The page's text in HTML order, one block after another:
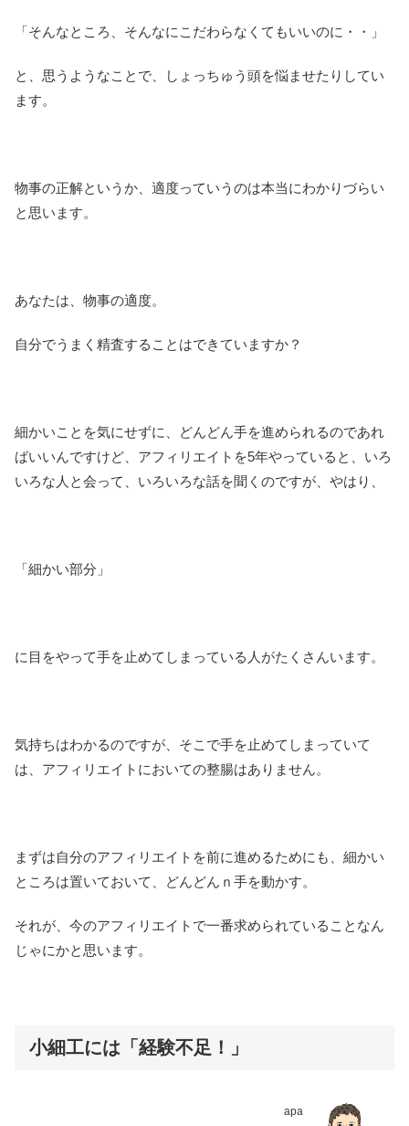
「そんなところ、そんなにこだわらなくてもいいのに・・」
と、思うようなことで、しょっちゅう頭を悩ませたりしてい
ます。
物事の正解というか、適度っていうのは本当にわかりづらい
と思います。
あなたは、物事の適度。
自分でうまく精査することはできていますか？
細かいことを気にせずに、どんどん手を進められるのであれ
ばいいんですけど、アフィリエイトを5年やっていると、いろ
いろな人と会って、いろいろな話を聞くのですが、やはり、
「細かい部分」
に目をやって手を止めてしまっている人がたくさんいます。
気持ちはわかるのですが、そこで手を止めてしまっていて
は、アフィリエイトにおいての整腸はありません。
まずは自分のアフィリエイトを前に進めるためにも、細かい
ところは置いておいて、どんどんｎ手を動かす。
それが、今のアフィリエイトで一番求められていることなん
じゃにかと思います。
小細工には「経験不足！」
apa